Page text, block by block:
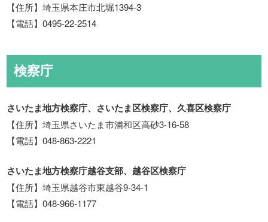
【住所】埼玉県本庄市北堀1394-3
【電話】0495-22-2514
検察庁
さいたま地方検察庁、さいたま区検察庁、久喜区検察庁
【住所】埼玉県さいたま市浦和区高砂3-16-58
【電話】048-863-2221
さいたま地方検察庁越谷支部、越谷区検察庁
【住所】埼玉県越谷市東越谷9-34-1
【電話】048-966-1177